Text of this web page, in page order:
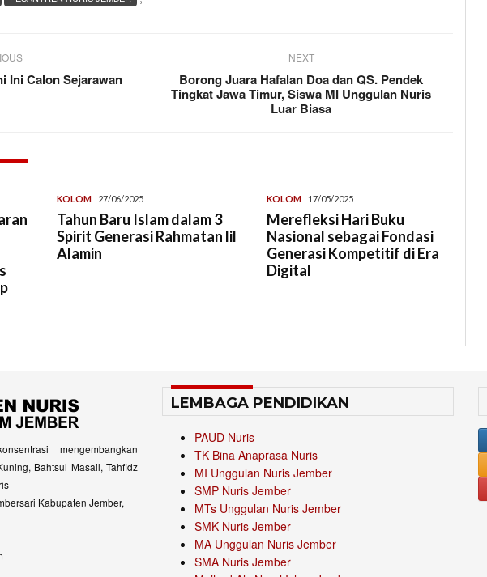
Ini Calon Sejarawan
NEXT
Borong Juara Hafalan Doa dan QS. Pendek
Tingkat Jawa Timur, Siswa MI Unggulan Nuris
Luar Biasa
KOLOM 27/06/2025
Tahun Baru Islam dalam 3
Spirit Generasi Rahmatan lil
Alamin
KOLOM 17/05/2025
Merefleksi Hari Buku
Nasional sebagai Fondasi
Generasi Kompetitif di Era
Digital
mengembangkan
Bahtsul Masail, Tahfidz
Kabupaten Jember,
LEMBAGA PENDIDIKAN
PAUD Nuris
TK Bina Anaprasa Nuris
MI Unggulan Nuris Jember
SMP Nuris Jember
MTs Unggulan Nuris Jember
SMK Nuris Jember
MA Unggulan Nuris Jember
SMA Nuris Jember